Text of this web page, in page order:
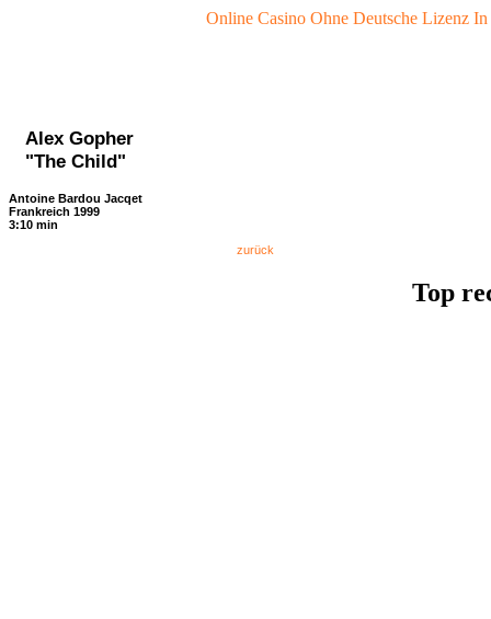
Online Casino Ohne Deutsche Lizenz In
Alex Gopher
"The Child"
Antoine Bardou Jacqet
Frankreich 1999
3:10 min
zurück
Top